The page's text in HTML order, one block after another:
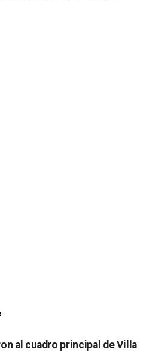
al cuadro principal de Villa